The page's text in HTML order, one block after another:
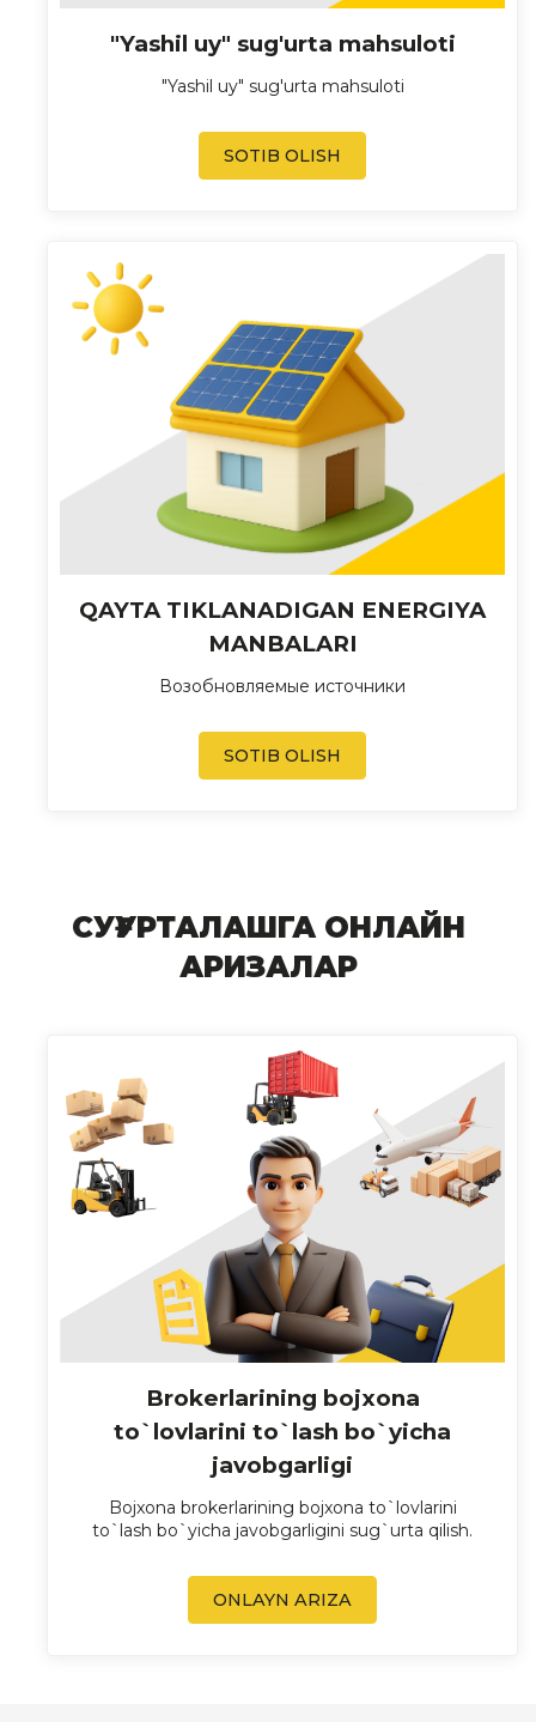
"Yashil uy" sug'urta mahsuloti
"Yashil uy" sug'urta mahsuloti
SOTIB OLISH
QAYTA TIKLANADIGAN ENERGIYA
MANBALARI
Возобновляемые источники
SOTIB OLISH
СУҒУРТАЛАШГА ОНЛАЙН
АРИЗАЛАР
Brokerlarining bojxona
to`lovlarini to`lash bo`yicha
javobgarligi
Bojxona brokerlarining bojxona to`lovlarini
to`lash bo`yicha javobgarligini sug`urta qilish.
ONLAYN ARIZA